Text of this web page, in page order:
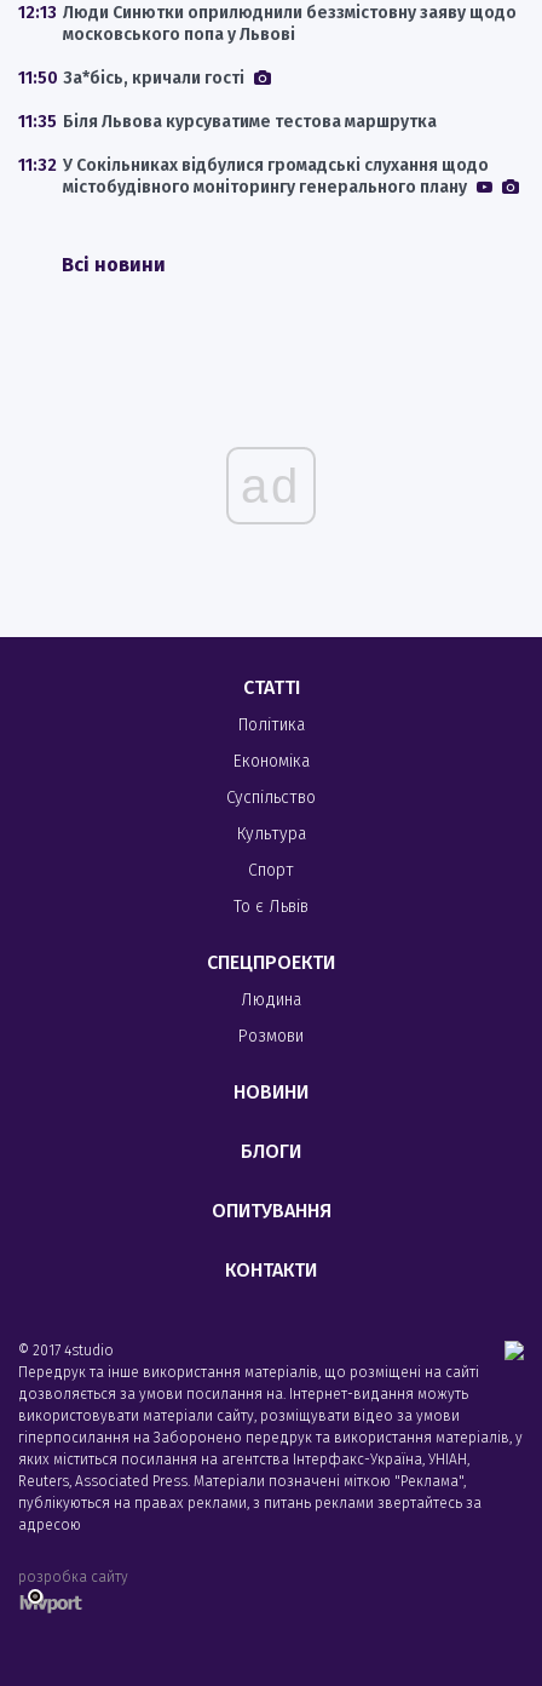
12:13 Люди Синютки оприлюднили беззмістовну заяву щодо
московського попа у Львові
11:50 За*бісь, кричали гості
11:35 Біля Львова курсуватиме тестова маршрутка
11:32 У Сокільниках відбулися громадські слухання щодо
містобудівного моніторингу генерального плану
Всі новини
ad
СТАТТІ
Політика
Економіка
Суспільство
Культура
Спорт
То є Львів
СПЕЦПРОЕКТИ
Людина
Розмови
НОВИНИ
БЛОГИ
ОПИТУВАННЯ
КОНТАКТИ
© 2017 4studio
Передрук та інше використання матеріалів, що розміщені на сайті
дозволяється за умови посилання на. Інтернет-видання можуть
використовувати матеріали сайту, розміщувати відео за умови
гіперпосилання на Заборонено передрук та використання матеріалів, у
яких міститься посилання на агентства Iнтерфакс-Україна, УНIАН,
Reuters, Associated Press. Матеріали позначені міткою "Реклама",
публікуються на правах реклами, з питань реклами звертайтесь за
адресою
розробка сайту